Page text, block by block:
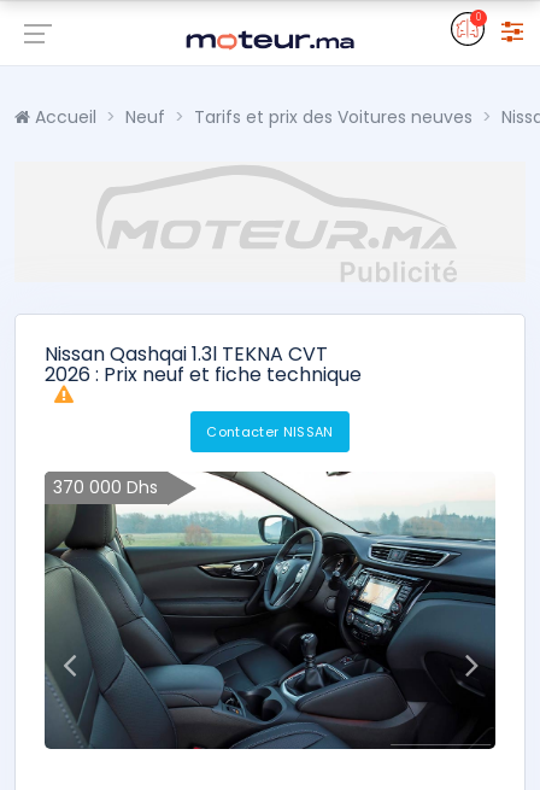
0
Accueil Neuf Tarifs et prix des Voitures neuves
Nissan Qashqai 1.3l TEKNA CVT
2026 : Prix neuf et fiche technique
Contacter NISSAN
370 000 Dhs